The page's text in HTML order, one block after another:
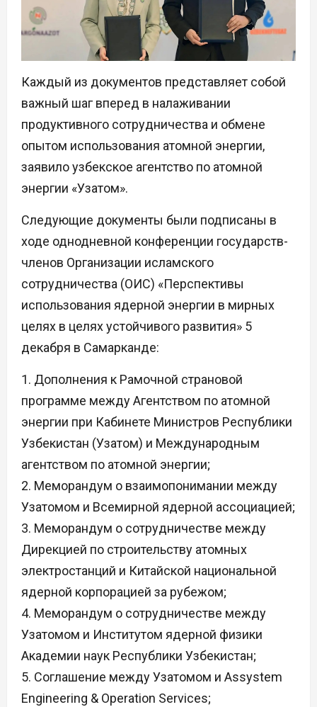
Каждый из документов представляет собой
важный шаг вперед в налаживании
продуктивного сотрудничества и обмене
опытом использования атомной энергии,
заявило узбекское агентство по атомной
энергии «Узатом».
Следующие документы были подписаны в
ходе однодневной конференции государств-
членов Организации исламского
сотрудничества (ОИС) «Перспективы
использования ядерной энергии в мирных
целях в целях устойчивого развития» 5
декабря в Самарканде:
1. Дополнения к Рамочной страновой
программе между Агентством по атомной
энергии при Кабинете Министров Республики
Узбекистан (Узатом) и Международным
агентством по атомной энергии;
2. Меморандум о взаимопонимании между
Узатомом и Всемирной ядерной ассоциацией;
3. Меморандум о сотрудничестве между
Дирекцией по строительству атомных
электростанций и Китайской национальной
ядерной корпорацией за рубежом;
4. Меморандум о сотрудничестве между
Узатомом и Институтом ядерной физики
Академии наук Республики Узбекистан;
5. Соглашение между Узатомом и Assystem
Engineering & Operation Services;